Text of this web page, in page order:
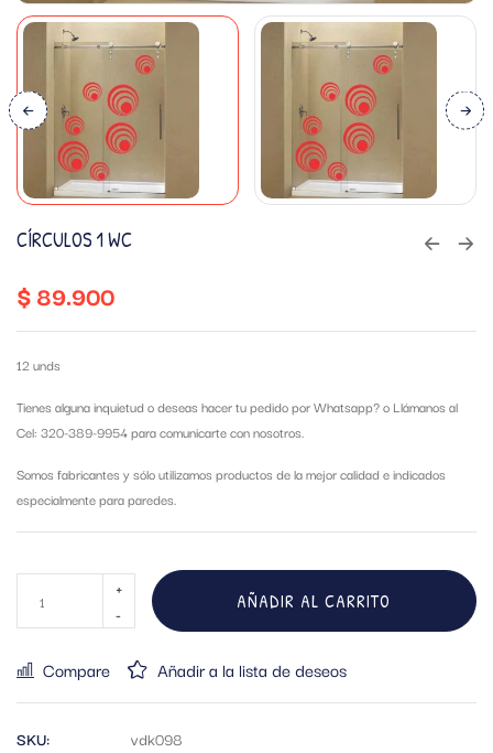
CÍRCULOS 1 WC
$89.900
12 unds
Tienes alguna inquietud o deseas hacer tu pedido por Whatsapp?o Llámanos al
Cel: 320-389-9954 para comunicarte con nosotros.
Somos fabricantes y sólo utilizamos productos de la mejor calidad e indicados
especialmente para paredes.
AÑADIR AL CARRITO
Compare Añadir a la lista de deseos
SKU:
vdk098